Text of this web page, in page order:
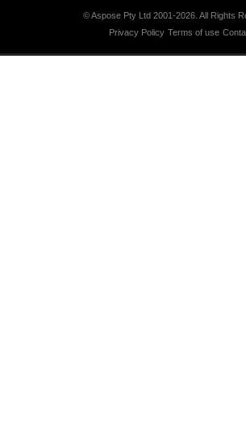
© Aspose Pty Ltd 2001-2026. All Rights
Privacy Policy Terms of use